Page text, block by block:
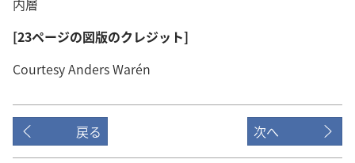
内層
[23ページの図版のクレジット]
Courtesy Anders Warén
戻る 次へ